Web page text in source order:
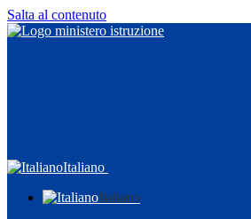
Salta al contenuto
Italiano
Italiano